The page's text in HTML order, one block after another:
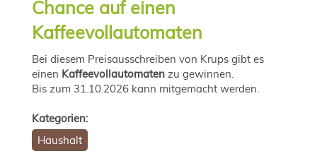
Chance auf einen
Kaffeevollautomaten
Bei diesem Preisausschreiben von Krups gibt es
einen Kaffeevollautomaten zu gewinnen.
Bis zum 31.10.2026 kann mitgemacht werden.
Kategorien:
Haushalt